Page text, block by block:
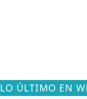
LO ÚLTIMO EN